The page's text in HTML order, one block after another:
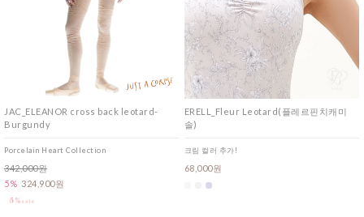
JAC_ELEANOR cross back leotard-
Burgundy
Porcelain Heart Collection
342,000원
5% 324,900원
ERELL_Fleur Leotard(플레르핀치캐미
솔)
크림 컬러 추가!
68,000원